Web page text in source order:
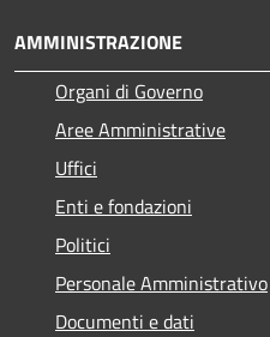
AMMINISTRAZIONE
Organi di Governo
Aree Amministrative
Uffici
Enti e fondazioni
Politici
Personale Amministrativo
Documenti e dati